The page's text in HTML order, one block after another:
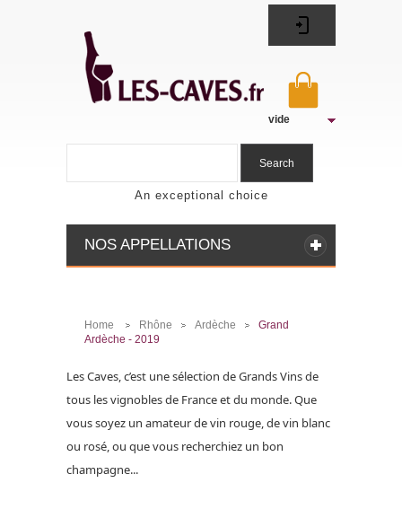
An exceptional choice
vide
NOS APPELLATIONS
Search
Home
Rhône
Ardèche
Grand
Ardèche - 2019
Les Caves, c’est une sélection de Grands Vins de
tous les vignobles de France et du monde. Que
vous soyez un amateur de vin rouge, de vin blanc
ou rosé, ou que vous recherchiez un bon
champagne...